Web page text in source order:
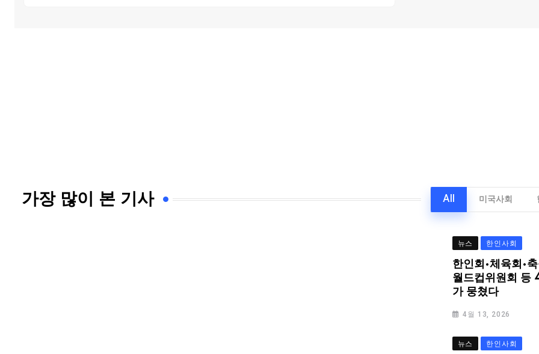
가장 많이 본 기사 All 미국사회
뉴스 한인사회
한인회·체육회·
월드컵위원회 등
가 뭉쳤다
4월 13, 2026
뉴스 한인사회